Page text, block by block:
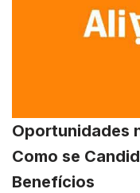
Oportunidades
Como se
Benefícios